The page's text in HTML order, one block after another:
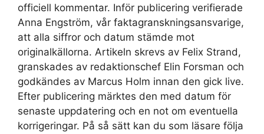
officiell kommentar. Inför publicering verifierade
Anna Engström, vår faktagranskningsansvarige,
att alla siffror och datum stämde mot
originalkällorna. Artikeln skrevs av Felix Strand,
granskades av redaktionschef Elin Forsman och
godkändes av Marcus Holm innan den gick live.
Efter publicering märktes den med datum för
senaste uppdatering och en not om eventuella
korrigeringar. På så sätt kan du som läsare följa